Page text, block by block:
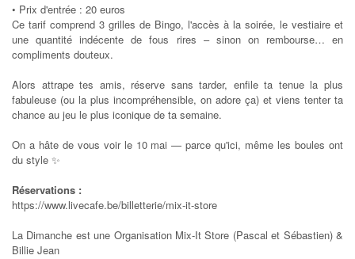
• Prix d'entrée : 20 euros
Ce tarif comprend 3 grilles de Bingo, l'accès à la soirée, le vestiaire et
une quantité indécente de fous rires – sinon on rembourse… en
compliments douteux.
Alors attrape tes amis, réserve sans tarder, enfile ta tenue la plus
fabuleuse (ou la plus incompréhensible, on adore ça) et viens tenter ta
chance au jeu le plus iconique de ta semaine.
On a hâte de vous voir le 10 mai — parce qu'ici, même les boules ont
du style ✨
Réservations :
https://www.livecafe.be/billetterie/mix-it-store
La Dimanche est une Organisation Mix-It Store (Pascal et Sébastien) &
Billie Jean